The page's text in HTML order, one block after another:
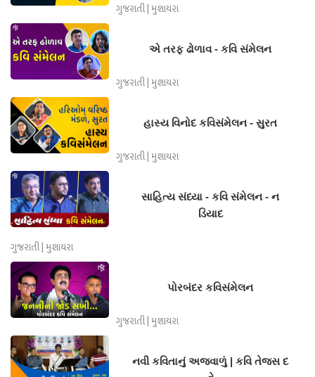
ગુજરાતી | મુશાયરા
એ તરફ ઢોળાવ - કવિ સંમેલન
ગુજરાતી | મુશાયરા
હાસ્ય વિનોદ કવિસંમેલન - સુરત
ગુજરાતી | મુશાયરા
સાહિત્ય સંધ્યા - કવિ સંમેલન - ન
ડિયાદ
ગુજરાતી | મુશાયરા
પોરબંદર કવિસંમેલન
ગુજરાતી | મુશાયરા
નવી કવિતાનું અજવાળું | કવિ તેજસ દ